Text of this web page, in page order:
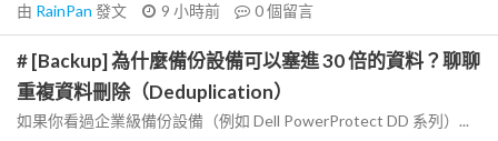
由 RainPan 發文 9 小時前 0個留言
# [Backup] 為什麼備份設備可以塞進 30 倍的資料？聊聊
重複資料刪除（Deduplication）
如果你看過企業級備份設備（例如 Dell PowerProtect DD 系列）...